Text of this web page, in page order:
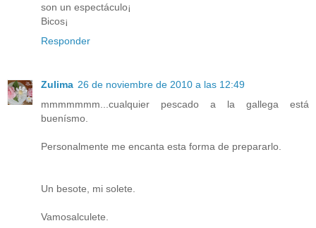
son un espectáculo¡
Bicos¡
Responder
Zulima 26 de noviembre de 2010 a las 12:49
mmmmmmm...cualquier pescado a la gallega está
buenísmo.
Personalmente me encanta esta forma de prepararlo.
Un besote, mi solete.
Vamosalculete.